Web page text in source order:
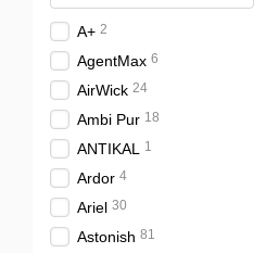
A+ 2
AgentMax 6
AirWick 24
Ambi Pur 18
ANTIKAL 1
Ardor 4
Ariel 30
Astonish 81